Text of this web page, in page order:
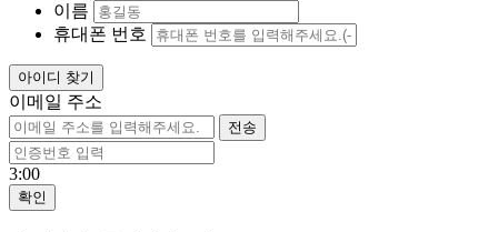
이름
휴대폰 번호
이메일 주소
3:00